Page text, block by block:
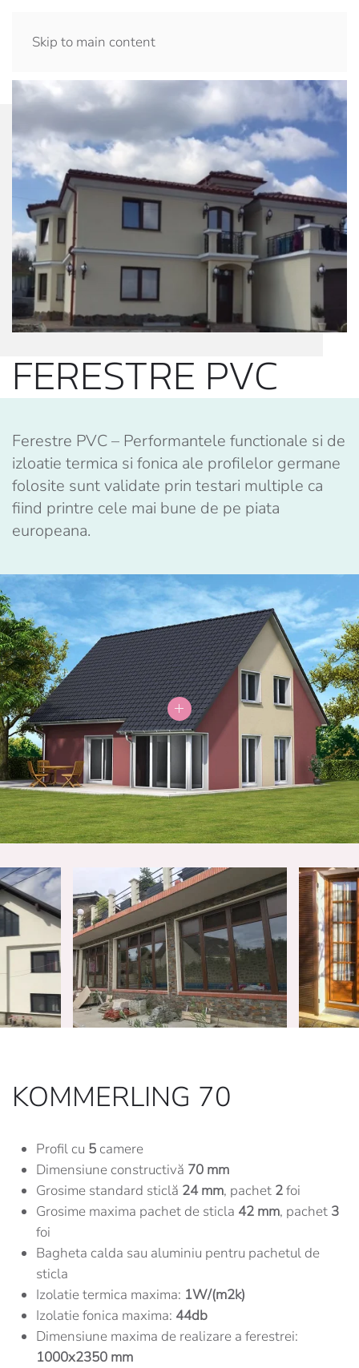
Skip to main content
FERESTRE PVC
Ferestre PVC – Performantele functionale si de
izloatie termica si fonica ale profilelor germane
folosite sunt validate prin testari multiple ca
fiind printre cele mai bune de pe piata
europeana.
KOMMERLING 70
Profil cu 5 camere
Dimensiune constructivă 70 mm
Grosime standard sticlă 24 mm, pachet 2foi
Grosime maxima pachet de sticla 42 mm, pachet 3
foi
Bagheta calda sau aluminiu pentru pachetul de
sticla
Izolatie termica maxima: 1W/(m2k)
Izolatie fonica maxima: 44db
Dimensiune maxima de realizare a ferestrei:
1000x2350 mm